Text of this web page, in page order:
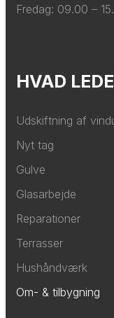
Fredag: ​09.00 –
HVAD
Udskiftning af
Nyt tag
Gulve
Glasarbejde
Reparationer
Terrasser
Hushåndværk
Om- & tilbygning